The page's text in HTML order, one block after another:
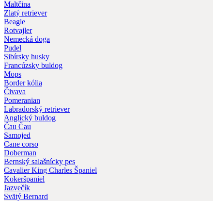
Maltčina
Zlatý retriever
Beagle
Rotvajler
Nemecká doga
Pudel
Sibírsky husky
Francúzsky buldog
Mops
Border kólia
Čivava
Pomeranian
Labradorský retriever
Anglický buldog
Čau Čau
Samojed
Cane corso
Doberman
Bernský salašnícky pes
Cavalier King Charles Španiel
Kokeršpaniel
Jazvečík
Svätý Bernard